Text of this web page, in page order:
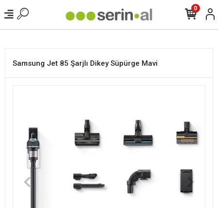
0
Samsung Jet 85 Şarjlı Dikey Süpürge Mavi